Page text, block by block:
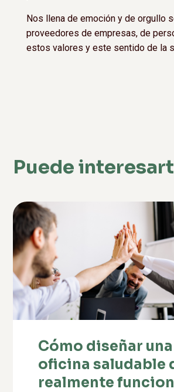
Nos llena de emoción y de orgullo
proveedores de empresas, de
estos valores y este sentido de la
Puede
Cómo diseñar una
oficina saludable
realmente